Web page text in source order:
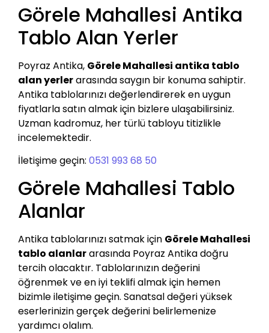
Görele Mahallesi Antika
Tablo Alan Yerler
Poyraz Antika, Görele Mahallesi antika tablo
alan yerlerarasında saygın bir konuma sahiptir.
Antika tablolarınızı değerlendirerek en uygun
fiyatlarla satın almak için bizlere ulaşabilirsiniz.
Uzman kadromuz, her türlü tabloyu titizlikle
incelemektedir.
İletişime geçin: 0531 993 68 50
Görele Mahallesi Tablo
Alanlar
Antika tablolarınızı satmak için Görele Mahallesi
tablo alanlararasında Poyraz Antika doğru
tercih olacaktır. Tablolarınızın değerini
öğrenmek ve en iyi teklifi almak için hemen
bizimle iletişime geçin. Sanatsal değeri yüksek
eserlerinizin gerçek değerini belirlemenize
yardımcı olalım.